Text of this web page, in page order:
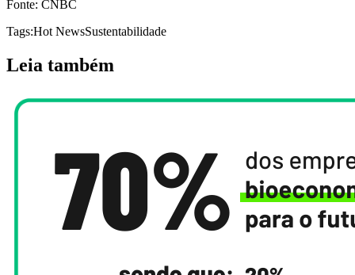
Fonte: CNBC
Tags:Hot NewsSustentabilidade
Leia também